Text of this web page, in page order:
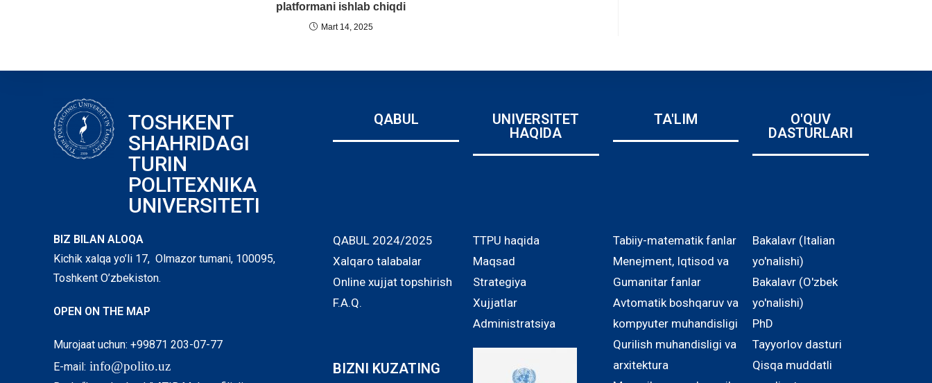
platformani ishlab chiqdi
Mart 14, 2025
TOSHKENT
SHAHRIDAGI
TURIN
POLITEXNIKA
UNIVERSITETI
QABUL
UNIVERSITET
HAQIDA
TA'LIM
O'QUV
DASTURLARI
BIZ BILAN ALOQA
Kichik xalqa yo’li 17, Olmazor tumani, 100095,
Toshkent O’zbekiston.
OPEN ON THE MAP
Murojaat uchun: +99871 203-07-77
E-mail: info@polito.uz
QABUL 2024/2025
Xalqaro talabalar
Online xujjat topshirish
F.A.Q.
BIZNI KUZATING
TTPU haqida
Maqsad
Strategiya
Xujjatlar
Administratsiya
Tabiiy-matematik fanlar
Menejment, Iqtisod va
Gumanitar fanlar
Avtomatik boshqaruv va
kompyuter muhandisligi
Qurilish muhandisligi va
arxitektura
Bakalavr (Italian
yo'nalishi)
Bakalavr (O'zbek
yo'nalishi)
PhD
Tayyorlov dasturi
Qisqa muddatli